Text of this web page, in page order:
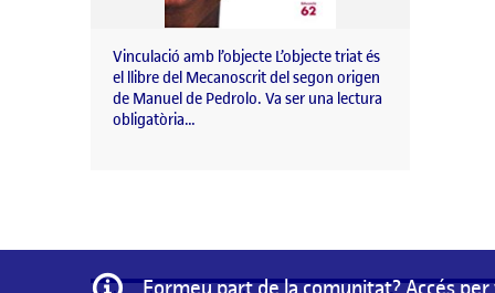
Vinculació amb l’objecte L’objecte triat és
el llibre del Mecanoscrit del segon origen
de Manuel de Pedrolo. Va ser una lectura
obligatòria…
Informació